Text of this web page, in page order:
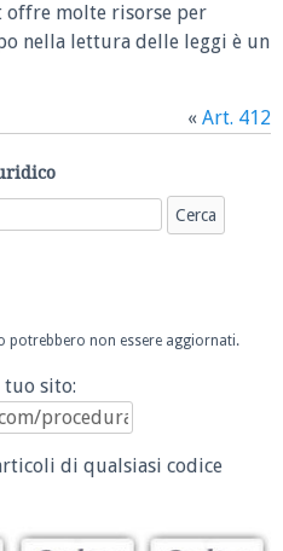
offre molte risorse per
nella lettura delle leggi è un
« Art. 412
potrebbero non essere aggiornati.
sito:
di qualsiasi codice